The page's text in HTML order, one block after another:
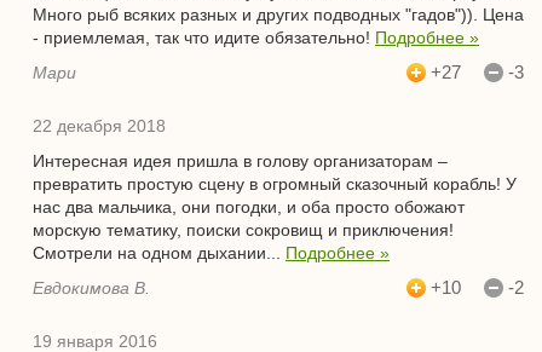
Много рыб всяких разных и других подводных "гадов")). Цена
- приемлемая, так что идите обязательно! Подробнее »
Мари
+27 -3
22 декабря 2018
Интересная идея пришла в голову организаторам –
превратить простую сцену в огромный сказочный корабль! У
нас два мальчика, они погодки, и оба просто обожают
морскую тематику, поиски сокровищ и приключения!
Смотрели на одном дыхании... Подробнее »
Евдокимова В.
+10 -2
19 января 2016